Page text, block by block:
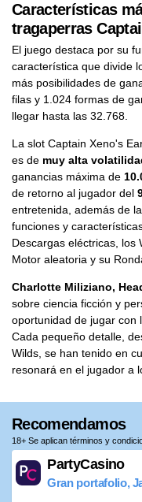
Características
tragaperras
El juego destaca por su
característica que divide
más posibilidades de
filas y 1.024 formas de
llegar hasta las 32.768.
La slot Captain Xeno's
es de muy alta
ganancias máxima de
de retorno al jugador del
entretenida, además de
funciones y
Descargas eléctricas, los
Motor aleatoria y su
Charlotte Miliziano,
sobre ciencia ficción y
oportunidad de jugar con
Cada pequeño detalle,
Wilds, se han tenido en
resonará en el jugador a
Recomendamos
18+ Se aplican términos y
PartyCasino
Gran portafolio,